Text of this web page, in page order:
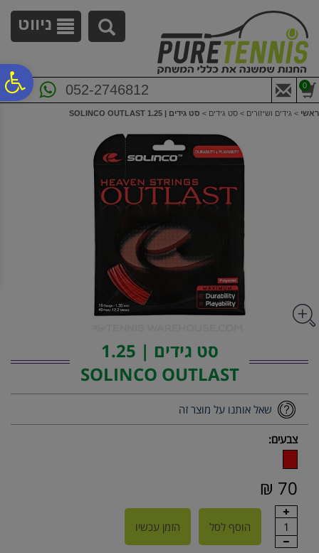
נגישות
ניווט
052-2746812 0
ראשי > גידים ושיזורים > סט גידים > סט גידים | 1.25 SOLINCO OUTLAST
סט גידים | 1.25
SOLINCO OUTLAST
שאל אותנו על מוצר זה
צבעים:
70 ₪
1 הוסף לסל הזמן עכשיו